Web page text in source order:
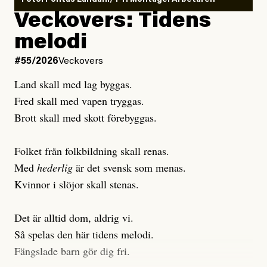
Publicerad6 August, 2026
Uppdaterad7 August, 2026
Publicerad3 August, 2026
Uppdaterad3 August, 2026
Veckovers: Tidens
melodi
#55/2026Veckovers
Land skall med lag byggas.
Fred skall med vapen tryggas.
Brott skall med skott förebyggas.
Folket från folkbildning skall renas.
Med hederlig är det svensk som menas.
Kvinnor i slöjor skall stenas.
Det är alltid dom, aldrig vi.
Så spelas den här tidens melodi.
Fängslade barn gör dig fri.